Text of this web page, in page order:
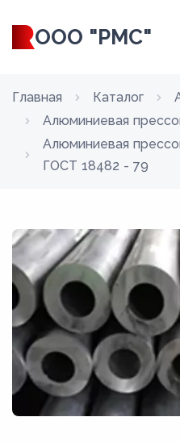
ООО "РМС"
Главная Каталог
Алюминиевая
Алюминиевая
ГОСТ 18482 - 79